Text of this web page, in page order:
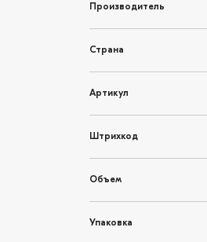
Производитель
Страна
Артикул
Штрихкод
Объем
Упаковка